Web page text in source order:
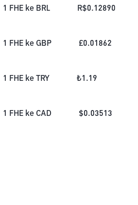
1 FHE ke BRL R$0.12890
1 FHE ke GBP £0.01862
1 FHE ke TRY ₺1.19
1 FHE ke CAD $0.03513